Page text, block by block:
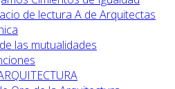
de lectura A de Arquitectas
las mutualidades